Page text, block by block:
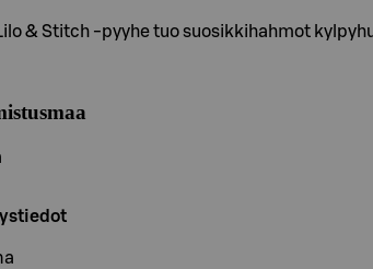
& Stitch -pyyhe tuo suosikkihahmot